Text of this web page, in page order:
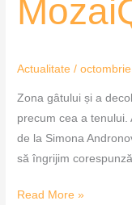
Actualitate /
Zona gâtului și a
precum cea a tenului.
de la Simona
să îngrijim
MozaiQub
Read More »